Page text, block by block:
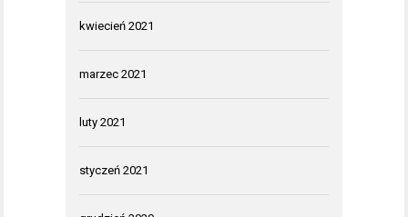
kwiecień 2021
marzec 2021
luty 2021
styczeń 2021